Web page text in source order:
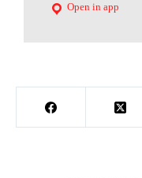
Open in app